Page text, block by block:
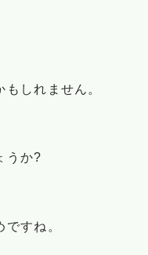
しれません。
うか?
すね。